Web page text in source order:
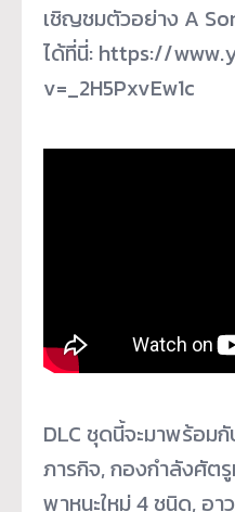
เชิญชมตัวอย่าง A
ได้ที่นี่: https://
v=_2H5PxvEw1c
DLC ชุดนี้จะมาพร้อม
ภารกิจ, กองกำลังศัต
พาหนะใหม่ 4 ชนิด, อ